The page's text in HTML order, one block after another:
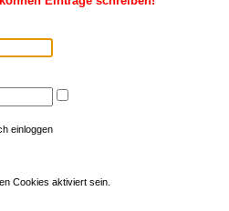
einloggen
Cookies aktiviert sein.